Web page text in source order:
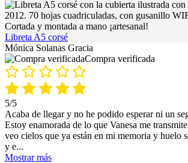
Libreta A5 corsé
Mónica Solanas Gracia
Compra verificada
5/5
Acaba de llegar y no he podido esperar ni un
Estoy enamorada de lo que Vanesa me
veo cielos que ya están en mi memoria y huelo
y e...
Mostrar más